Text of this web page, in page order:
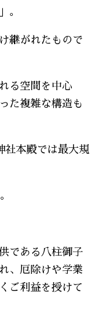
。
継がれたもので
る空間を中心
た複雑な構造も
社本殿では最大規
である八柱御子
、厄除けや学業
ご利益を授けて